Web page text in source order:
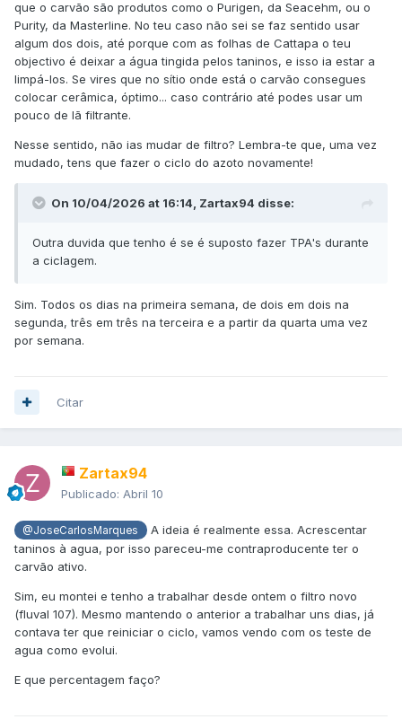
que o carvão são produtos como o Purigen, da Seacehm, ou o
Purity, da Masterline. No teu caso não sei se faz sentido usar
algum dos dois, até porque com as folhas de Cattapa o teu
objectivo é deixar a água tingida pelos taninos, e isso ia estar a
limpá-los. Se vires que no sítio onde está o carvão consegues
colocar cerâmica, óptimo... caso contrário até podes usar um
pouco de lã filtrante.
Nesse sentido, não ias mudar de filtro? Lembra-te que, uma vez
mudado, tens que fazer o ciclo do azoto novamente!
On 10/04/2026 at 16:14, Zartax94 disse:
Outra duvida que tenho é se é suposto fazer TPA's durante
a ciclagem.
Sim. Todos os dias na primeira semana, de dois em dois na
segunda, três em três na terceira e a partir da quarta uma vez
por semana.
Citar
Zartax94
Publicado: Abril 10
@JoseCarlosMarques
A ideia é realmente essa. Acrescentar
taninos à agua, por isso pareceu-me contraproducente ter o
carvão ativo.
Sim, eu montei e tenho a trabalhar desde ontem o filtro novo
(fluval 107). Mesmo mantendo o anterior a trabalhar uns dias, já
contava ter que reiniciar o ciclo, vamos vendo com os teste de
agua como evolui.
E que percentagem faço?